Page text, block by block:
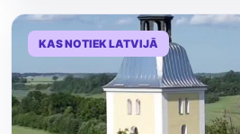
KAS NOTIEK LATVIJĀ